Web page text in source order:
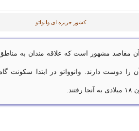
کشور جزیره ای وانواتو
آن مقاصد مشهور است که علاقه مندان به
را دوست دارند. وانوواتو در ابتدا سکونت